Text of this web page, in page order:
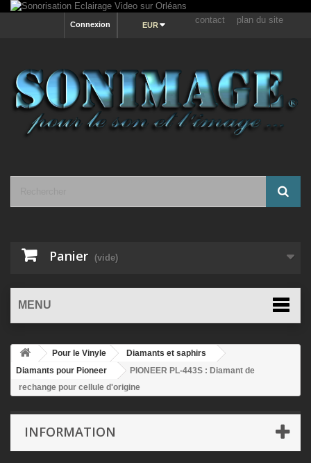
contact plan du site
EUR
Connexion
Panier (vide)
MENU
Pour le Vinyle
Diamants et saphirs
Diamants pour Pioneer
PIONEER PL-443S : Diamant de
rechange pour cellule d'origine
INFORMATION